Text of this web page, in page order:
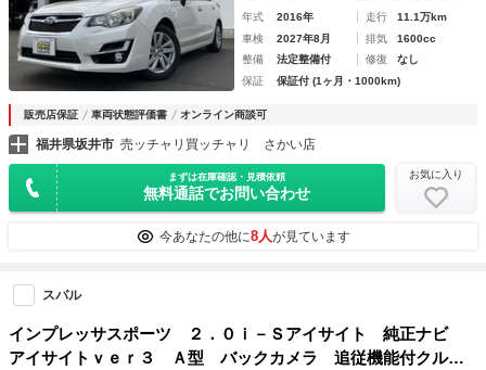
年式 2016年 走行
11.1万km
車検
2027年8月 排気
1600cc
整備
法定整備付 修復
なし
保証
保証付 (1ヶ月・1000km)
販売店保証 車両状態評価書 オンライン商談可
福井県坂井市 売ッチャリ買ッチャリ さかい店
まずは在庫確認・見積依頼
無料通話でお問い合わせ
お気に入り
今あなたの他に8人が見ています
スバル
インプレッサスポーツ ２．０ｉ－Ｓアイサイト 純正ナビ
アイサイトｖｅｒ３ Ａ型 バックカメラ 追従機能付クルー